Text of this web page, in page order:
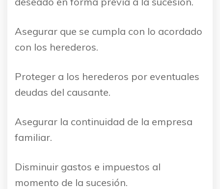
Asegurar que se cumpla con lo acordado
con los herederos.
Proteger a los herederos por eventuales
deudas del causante.
Asegurar la continuidad de la empresa
familiar.
Disminuir gastos e impuestos al
momento de la sucesión.